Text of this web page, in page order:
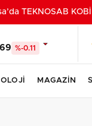
TEKNOSAB KOBİ
%-0.11
MAGAZİN